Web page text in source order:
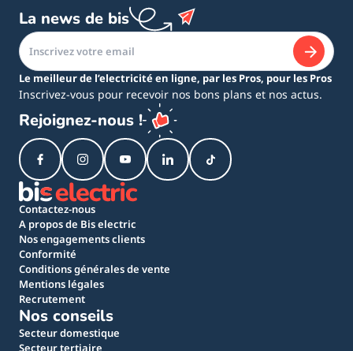
La news de bis
Le meilleur de l’electricité en ligne, par les Pros, pour les Pros
Inscrivez-vous pour recevoir nos bons plans et nos actus.
Rejoignez-nous !
Contactez-nous
A propos de Bis electric
Nos engagements clients
Conformité
Conditions générales de vente
Mentions légales
Recrutement
Nos conseils
Secteur domestique
Secteur tertiaire